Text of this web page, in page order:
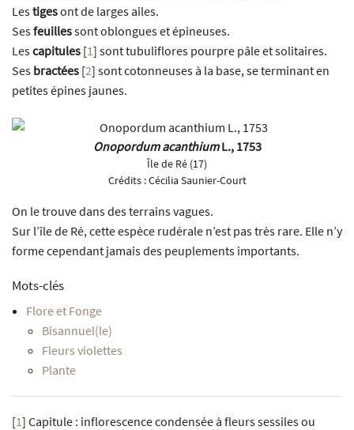
Lestigesont de larges ailes.
Sesfeuillessont oblongues et épineuses.
Lescapitules [1] sont tubuliflores pourpre pâle et solitaires.
Ses bractées [2] sont cotonneuses à la base, se terminant en
petites épines jaunes.
Onopordum acanthiumL., 1753
Île de Ré (17)
Crédits :Cécilia Saunier-Court
On le trouve dans des terrains vagues.
Sur l’île de Ré, cette espèce rudérale n’est pas très rare. Elle n’y
forme cependant jamais des peuplements importants.
Mots-clés
Flore et Fonge
Bisannuel(le)
Fleurs violettes
Plante
[1] Capitule : inflorescence condensée à fleurs sessiles ou